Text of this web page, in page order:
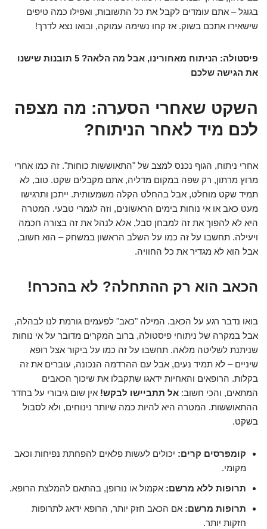
בגוגל – אתם עומדים לקבל את כל התשובות, ואפילו כמה טיפים
שישאירו אתכם בשוק. אז קחו נשימה עמוקה, ובואו נצא לדרך!
פיסטולה: הניתוח מאחורינו, אבל מה הלאה? 5 תובנות שישנו
את הגישה שלכם
השקט שאחרי הסערה: מה מצפה
לכם מיד לאחר הניתוח?
אחרי ניתוח, הגוף נכנס למצב של "התאוששות כוחות". זה כמו אחרי
מרוץ מרתון, רק שפה במקום מדליה, אתם מקבלים שקט. טוב, לא
תמיד שקט מוחלט, אבל בהחלט הקלה משמעותית. ייתכן ותרגישו
מעט כאב או אי נוחות בימים הראשונים, וזה לגמרי טבעי. המטרה
היא לא להפוך את זה למבחן סבל, אלא לנהל את זה בצורה חכמה
ויעילה. תחשבו על זה כמו על השלב הראשון במשחק – הוא חשוב,
אבל הוא לא מגדיר את כל החוויה.
הכאב הוא רק ההתחלה? לא בהכרח!
בואו נדבר רגע על הכאב. המילה "כאב" לפעמים גורמת לנו לבהלה,
אבל במקרה של ניתוחי פיסטולה, ברוב המקרים מדובר על אי נוחות
שניתנת לשליטה מלאה. תחשבו על זה כמו על ביקור אצל רופא
שיניים – לא תמיד נעים, אבל עם ההרדמה הנכונה, עוברים את זה
בקלות. הרופאים והאחיות ידאגו שתקבלו את שיכוך הכאבים
המתאים, והכי חשוב: אל תתביישו לבקש! אין שום גיבורי על בחדר
ההתאוששות. המטרה היא להיות כמה שיותר נינוחים, ולא לסבול
בשקט.
קומפרסים קרים: יכולים לעשות פלאים להפחתת נפיחות וכאב
מקומי.
תרופות ללא מרשם: אקמול או נורופן, בהתאם להמלצת הרופא.
תרופות מרשם: אם הכאב חזק יותר, הרופא ידאג לתרופות
חזקות יותר.